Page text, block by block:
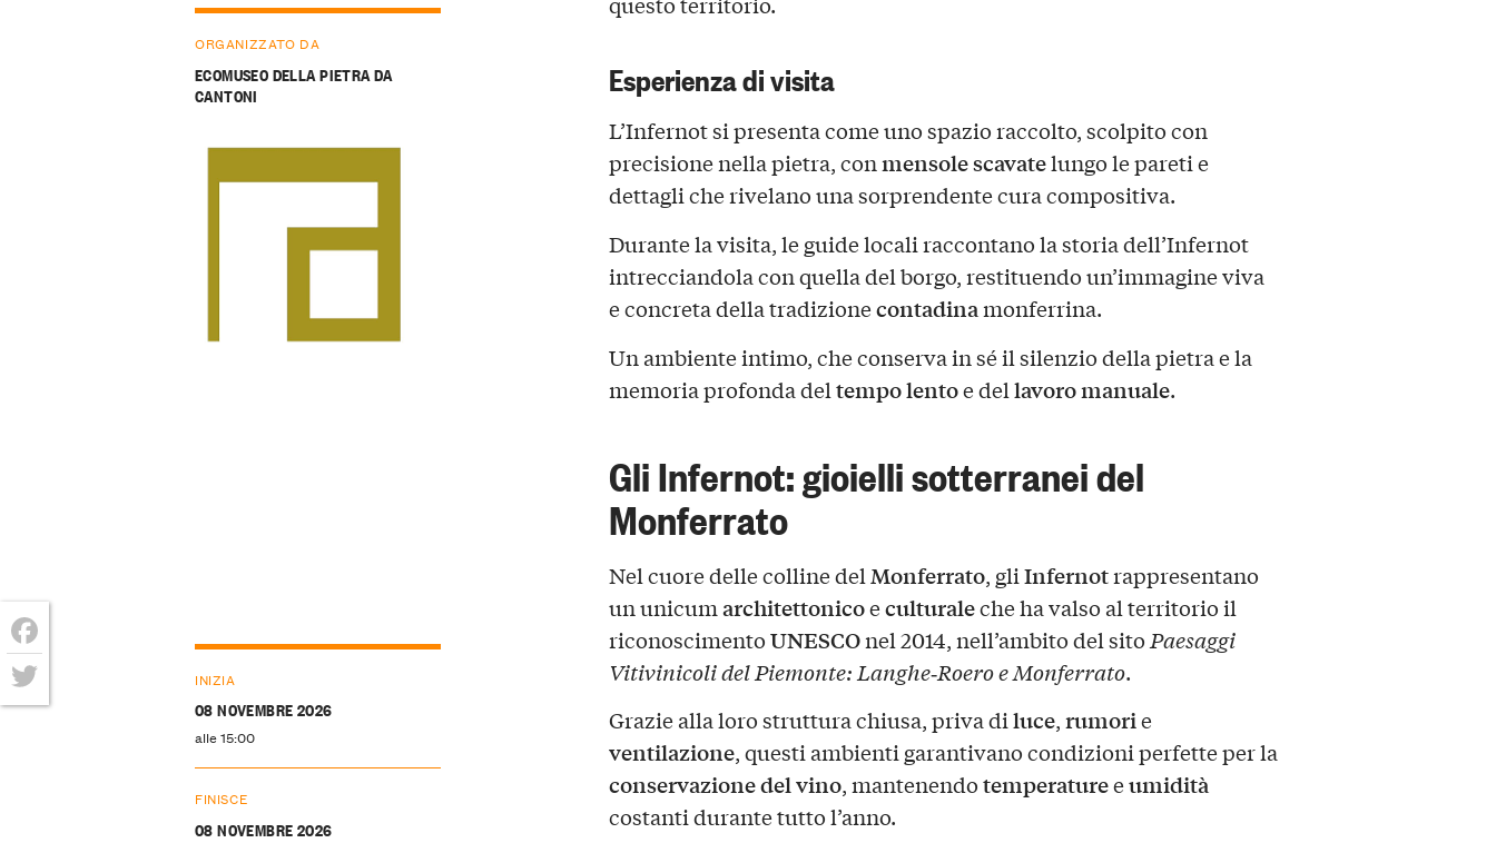
Esperienza di visita
L’Infernot si presenta come uno spazio raccolto, scolpito con
precisione nella pietra, conmensole scavatelungo le pareti e
dettagli che rivelano una sorprendente cura compositiva.
Durante la visita, le guide locali raccontano la storia dell’Infernot
intrecciandola con quella del borgo, restituendo un’immagine viva
e concreta della tradizionecontadinamonferrina.
Un ambiente intimo, che conserva in sé il silenzio della pietra e la
memoria profonda deltempo lentoe dellavoro manuale.
Gli Infernot: gioielli sotterranei del
Monferrato
Nel cuore delle colline del Monferrato, gliInfernotrappresentano
un unicumarchitettonicoeculturaleche ha valso al territorio il
riconoscimentoUNESCOnel 2014, nell’ambito del sito Paesaggi
Vitivinicoli del Piemonte: Langhe‑Roero e Monferrato.
Grazie alla loro struttura chiusa, priva diluce,rumorie
ventilazione, questi ambienti garantivano condizioni perfette per la
conservazione del vino, mantenendotemperatureeumidità
costanti durante tutto l’anno.
ORGANIZZATO DA
ECOMUSEO DELLA PIETRA DA
CANTONI
INIZIA
08 NOVEMBRE 2026
alle 15:00
FINISCE
08 NOVEMBRE 2026
Facebook
Twitter